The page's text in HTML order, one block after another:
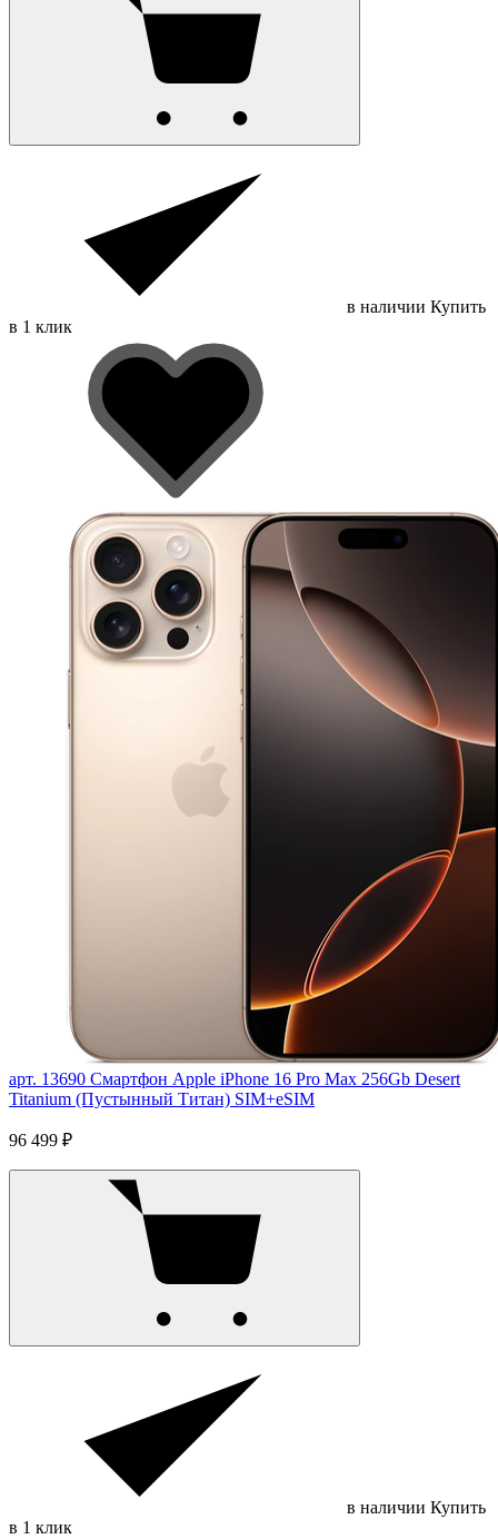
в наличии Купить
в 1 клик
арт. 13690 Смартфон Apple iPhone 16 Pro Max 256Gb Desert
Titanium (Пустынный Титан) SIM+eSIM
96 499 ₽
в наличии Купить
в 1 клик